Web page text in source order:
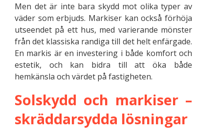
Men det är inte bara skydd mot olika typer av
väder som erbjuds. Markiser kan också förhöja
utseendet på ett hus, med varierande mönster
från det klassiska randiga till det helt enfärgade.
En markis är en investering i både komfort och
estetik, och kan bidra till att öka både
hemkänsla och värdet på fastigheten.
Solskydd och markiser –
skräddarsydda lösningar